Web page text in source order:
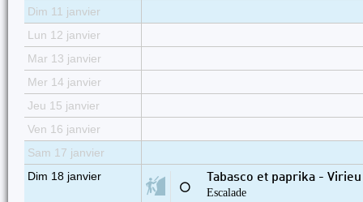
Dim 11 janvier
Lun 12 janvier
Mar 13 janvier
Mer 14 janvier
Jeu 15 janvier
Ven 16 janvier
Sam 17 janvier
Dim 18 janvier
⚪
Tabasco et paprika - Virieu
Escalade